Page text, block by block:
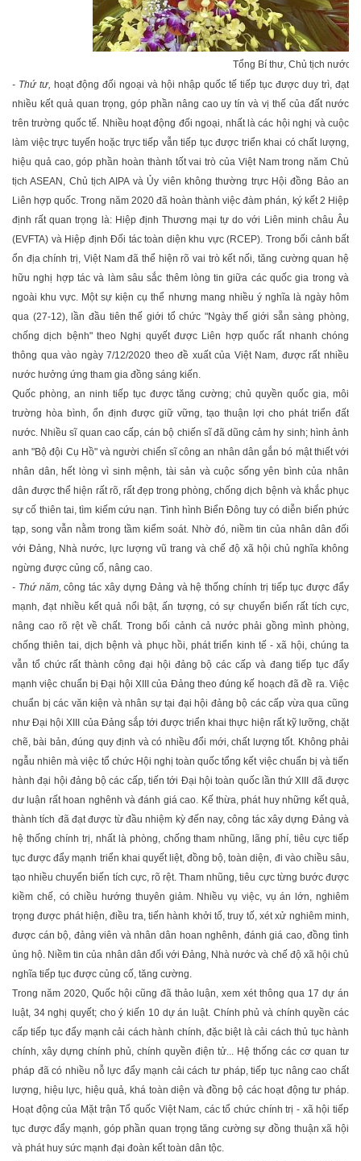
Tổng Bí thư, Chủ tịch nước
- Thứ tư, hoạt động đối ngoại và hội nhập quốc tế tiếp tục được duy trì, đạt
nhiều kết quả quan trọng, góp phần nâng cao uy tín và vị thế của đất nước
trên trường quốc tế. Nhiều hoạt động đối ngoại, nhất là các hội nghị và cuộc
làm việc trực tuyến hoặc trực tiếp vẫn tiếp tục được triển khai có chất lượng,
hiệu quả cao, góp phần hoàn thành tốt vai trò của Việt Nam trong năm Chủ
tịch ASEAN, Chủ tịch AIPA và Ủy viên không thường trực Hội đồng Bảo an
Liên hợp quốc. Trong năm 2020 đã hoàn thành việc đàm phán, ký kết 2 Hiệp
định rất quan trọng là: Hiệp định Thương mại tự do với Liên minh châu Âu
(EVFTA) và Hiệp định Ðối tác toàn diện khu vực (RCEP). Trong bối cảnh bất
ổn địa chính trị, Việt Nam đã thể hiện rõ vai trò kết nối, tăng cường quan hệ
hữu nghị hợp tác và làm sâu sắc thêm lòng tin giữa các quốc gia trong và
ngoài khu vực. Một sự kiện cụ thể nhưng mang nhiều ý nghĩa là ngày hôm
qua (27-12), lần đầu tiên thế giới tổ chức "Ngày thế giới sẵn sàng phòng,
chống dịch bệnh" theo Nghị quyết được Liên hợp quốc rất nhanh chóng
thông qua vào ngày 7/12/2020 theo đề xuất của Việt Nam, được rất nhiều
nước hưởng ứng tham gia đồng sáng kiến.
Quốc phòng, an ninh tiếp tục được tăng cường; chủ quyền quốc gia, môi
trường hòa bình, ổn định được giữ vững, tạo thuận lợi cho phát triển đất
nước. Nhiều sĩ quan cao cấp, cán bộ chiến sĩ đã dũng cảm hy sinh; hình ảnh
anh "Bộ đội Cụ Hồ" và người chiến sĩ công an nhân dân gắn bó mật thiết với
nhân dân, hết lòng vì sinh mệnh, tài sản và cuộc sống yên bình của nhân
dân được thể hiện rất rõ, rất đẹp trong phòng, chống dịch bệnh và khắc phục
sự cố thiên tai, tìm kiếm cứu nạn. Tình hình Biển Ðông tuy có diễn biến phức
tạp, song vẫn nằm trong tầm kiểm soát. Nhờ đó, niềm tin của nhân dân đối
với Ðảng, Nhà nước, lực lượng vũ trang và chế độ xã hội chủ nghĩa không
ngừng được củng cố, nâng cao.
- Thứ năm, công tác xây dựng Ðảng và hệ thống chính trị tiếp tục được đẩy
mạnh, đạt nhiều kết quả nổi bật, ấn tượng, có sự chuyển biến rất tích cực,
nâng cao rõ rệt về chất. Trong bối cảnh cả nước phải gồng mình phòng,
chống thiên tai, dịch bệnh và phục hồi, phát triển kinh tế - xã hội, chúng ta
vẫn tổ chức rất thành công đại hội đảng bộ các cấp và đang tiếp tục đẩy
mạnh việc chuẩn bị Ðại hội XIII của Ðảng theo đúng kế hoạch đã đề ra. Việc
chuẩn bị các văn kiện và nhân sự tại đại hội đảng bộ các cấp vừa qua cũng
như Ðại hội XIII của Ðảng sắp tới được triển khai thực hiện rất kỹ lưỡng, chặt
chẽ, bài bản, đúng quy định và có nhiều đổi mới, chất lượng tốt. Không phải
ngẫu nhiên mà việc tổ chức Hội nghị toàn quốc tổng kết việc chuẩn bị và tiến
hành đại hội đảng bộ các cấp, tiến tới Ðại hội toàn quốc lần thứ XIII đã được
dư luận rất hoan nghênh và đánh giá cao. Kế thừa, phát huy những kết quả,
thành tích đã đạt được từ đầu nhiệm kỳ đến nay, công tác xây dựng Ðảng và
hệ thống chính trị, nhất là phòng, chống tham nhũng, lãng phí, tiêu cực tiếp
tục được đẩy mạnh triển khai quyết liệt, đồng bộ, toàn diện, đi vào chiều sâu,
tạo nhiều chuyển biến tích cực, rõ rệt. Tham nhũng, tiêu cực từng bước được
kiềm chế, có chiều hướng thuyên giảm. Nhiều vụ việc, vụ án lớn, nghiêm
trọng được phát hiện, điều tra, tiến hành khởi tố, truy tố, xét xử nghiêm minh,
được cán bộ, đảng viên và nhân dân hoan nghênh, đánh giá cao, đồng tình
ủng hộ. Niềm tin của nhân dân đối với Ðảng, Nhà nước và chế độ xã hội chủ
nghĩa tiếp tục được củng cố, tăng cường.
Trong năm 2020, Quốc hội cũng đã thảo luận, xem xét thông qua 17 dự án
luật, 34 nghị quyết; cho ý kiến 10 dự án luật. Chính phủ và chính quyền các
cấp tiếp tục đẩy mạnh cải cách hành chính, đặc biệt là cải cách thủ tục hành
chính, xây dựng chính phủ, chính quyền điện tử... Hệ thống các cơ quan tư
pháp đã có nhiều nỗ lực đẩy mạnh cải cách tư pháp, tiếp tục nâng cao chất
lượng, hiệu lực, hiệu quả, khá toàn diện và đồng bộ các hoạt động tư pháp.
Hoạt động của Mặt trận Tổ quốc Việt Nam, các tổ chức chính trị - xã hội tiếp
tục được đẩy mạnh, góp phần quan trọng tăng cường sự đồng thuận xã hội
và phát huy sức mạnh đại đoàn kết toàn dân tộc.